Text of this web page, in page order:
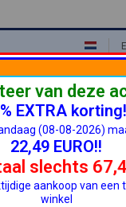
3H House
van deze
EXTRA
(08-08-2026)
22,49 EURO!!
slechts
aankoop van een
winkel